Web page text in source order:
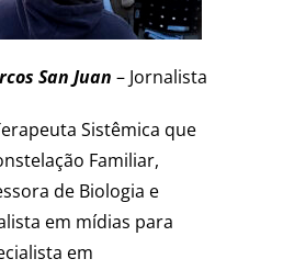
San Juan– Jornalista
Sistêmica que
Familiar,
de Biologia e
em mídias para
em